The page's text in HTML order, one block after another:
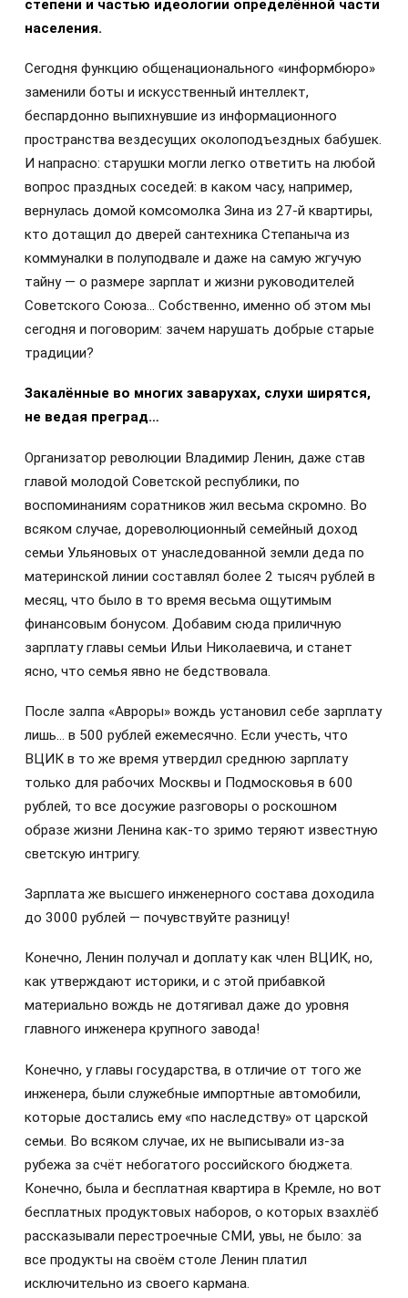
степени и частью идеологии определённой части
населения.
Сегодня функцию общенационального «информбюро»
заменили боты и искусственный интеллект,
беспардонно выпихнувшие из информационного
пространства вездесущих околоподъездных бабушек.
И напрасно: старушки могли легко ответить на любой
вопрос праздных соседей: в каком часу, например,
вернулась домой комсомолка Зина из 27-й квартиры,
кто дотащил до дверей сантехника Степаныча из
коммуналки в полуподвале и даже на самую жгучую
тайну — о размере зарплат и жизни руководителей
Советского Союза… Собственно, именно об этом мы
сегодня и поговорим: зачем нарушать добрые старые
традиции?
Закалённые во многих заварухах, слухи ширятся,
не ведая преград…
Организатор революции Владимир Ленин, даже став
главой молодой Советской республики, по
воспоминаниям соратников жил весьма скромно. Во
всяком случае, дореволюционный семейный доход
семьи Ульяновых от унаследованной земли деда по
материнской линии составлял более 2 тысяч рублей в
месяц, что было в то время весьма ощутимым
финансовым бонусом. Добавим сюда приличную
зарплату главы семьи Ильи Николаевича, и станет
ясно, что семья явно не бедствовала.
После залпа «Авроры» вождь установил себе зарплату
лишь… в 500 рублей ежемесячно. Если учесть, что
ВЦИК в то же время утвердил среднюю зарплату
только для рабочих Москвы и Подмосковья в 600
рублей, то все досужие разговоры о роскошном
образе жизни Ленина как-то зримо теряют известную
светскую интригу.
Зарплата же высшего инженерного состава доходила
до 3000 рублей — почувствуйте разницу!
Конечно, Ленин получал и доплату как член ВЦИК, но,
как утверждают историки, и с этой прибавкой
материально вождь не дотягивал даже до уровня
главного инженера крупного завода!
Конечно, у главы государства, в отличие от того же
инженера, были служебные импортные автомобили,
которые достались ему «по наследству» от царской
семьи. Во всяком случае, их не выписывали из-за
рубежа за счёт небогатого российского бюджета.
Конечно, была и бесплатная квартира в Кремле, но вот
бесплатных продуктовых наборов, о которых взахлёб
рассказывали перестроечные СМИ, увы, не было: за
все продукты на своём столе Ленин платил
исключительно из своего кармана.